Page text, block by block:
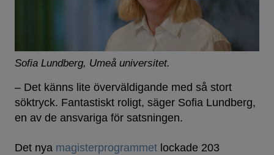
Sofia Lundberg, Umeå universitet.
– Det känns lite överväldigande med så stort
söktryck. Fantastiskt roligt, säger Sofia Lundberg,
en av de ansvariga för satsningen.
Det nya magisterprogrammet lockade 203